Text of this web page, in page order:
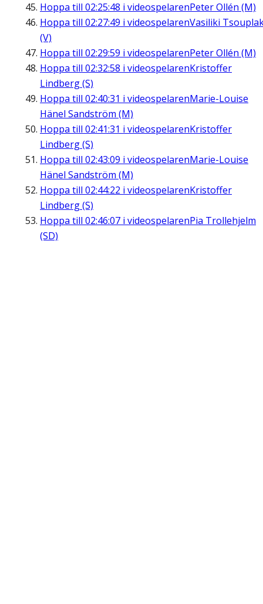
Hoppa till 02:25:48 i videospelarenPeter Ollén (M)
Hoppa till 02:27:49 i videospelarenVasiliki
(V)
Hoppa till 02:29:59 i videospelarenPeter Ollén (M)
Hoppa till 02:32:58 i videospelarenKristoffer
Lindberg (S)
Hoppa till 02:40:31 i videospelarenMarie-Louise
Hänel Sandström (M)
Hoppa till 02:41:31 i videospelarenKristoffer
Lindberg (S)
Hoppa till 02:43:09 i videospelarenMarie-Louise
Hänel Sandström (M)
Hoppa till 02:44:22 i videospelarenKristoffer
Lindberg (S)
Hoppa till 02:46:07 i videospelarenPia Trollehjelm
(SD)